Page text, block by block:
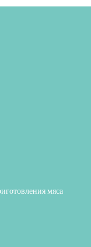
мяса